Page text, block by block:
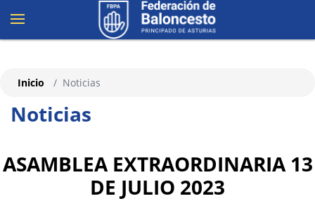
Noticias
Inicio Noticias
ASAMBLEA EXTRAORDINARIA 13
DE JULIO 2023